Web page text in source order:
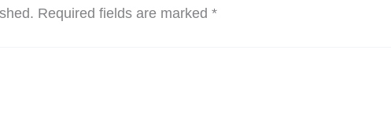
Required fields are marked *